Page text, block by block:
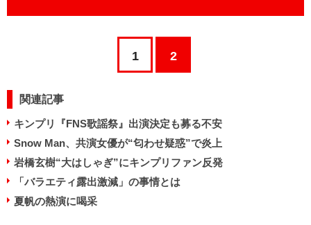
1 2
関連記事
キンプリ『FNS歌謡祭』出演決定も募る不安
Snow Man、共演女優が“匂わせ疑惑”で炎上
岩橋玄樹“大はしゃぎ”にキンプリファン反発
「バラエティ露出激減」の事情とは
夏帆の熱演に喝采